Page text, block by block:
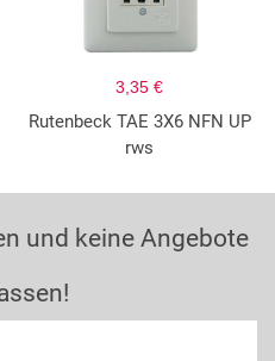
3,35 €
Rutenbeck TAE 3X6 NFN UP
rws
und keine Angebote